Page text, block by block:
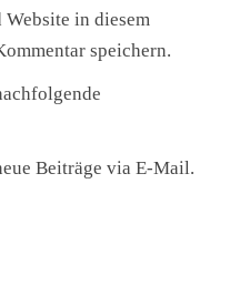
in diesem
speichern.
Beiträge via E-Mail.